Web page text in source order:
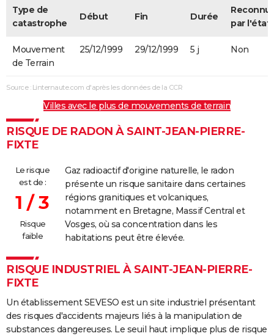
Type de
catastrophe
Début Fin Durée
par l'état
Mouvement
de Terrain
25/12/1999 29/12/1999 5 j Non
Source : Linternaute.com d'après les données de la CCR
Villes avec le plus de mouvements de terrain
RISQUE DE RADON À SAINT-JEAN-PIERRE-
FIXTE
Le risque
est de :
1 / 3
Risque
faible
Gaz radioactif d'origine naturelle, le radon
présente un risque sanitaire dans certaines
régions granitiques et volcaniques,
notamment en Bretagne, Massif Central et
Vosges, où sa concentration dans les
habitations peut être élevée.
RISQUE INDUSTRIEL À SAINT-JEAN-PIERRE-
FIXTE
Un établissement SEVESO est un site industriel présentant
des risques d'accidents majeurs liés à la manipulation de
substances dangereuses. Le seuil haut implique plus de risque